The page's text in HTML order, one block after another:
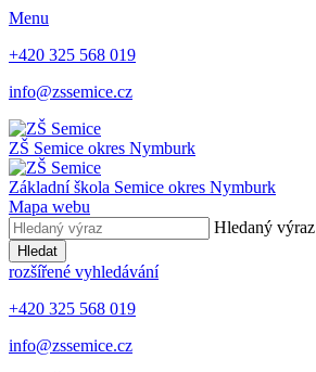
Menu
+420 325 568 019
info@zssemice.cz
ZŠ Semice okres Nymburk
Základní škola Semice okres Nymburk
Mapa webu
Hledaný výraz
Hledat
rozšířené vyhledávání
+420 325 568 019
info@zssemice.cz